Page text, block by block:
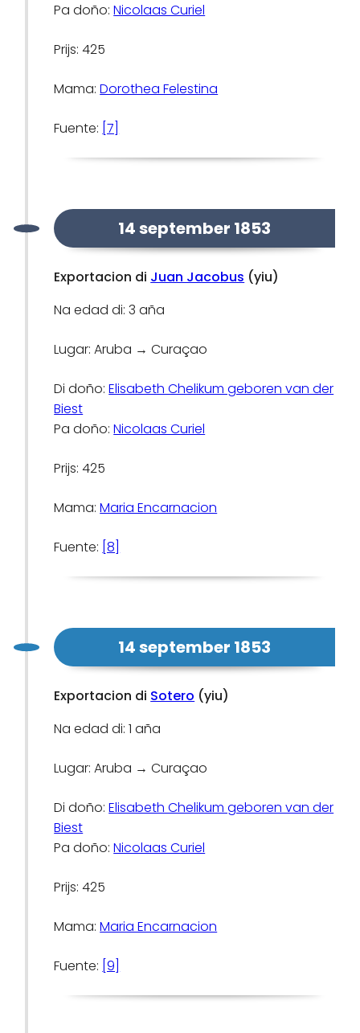
Pa doño:Nicolaas Curiel
Prijs: 425
Mama:Dorothea Felestina
Fuente: [7]
14 september 1853
Exportacion di Juan Jacobus (yiu)
Na edad di: 3 aña
Lugar: Aruba → Curaçao
Di doño:Elisabeth Chelikum geboren van der
Biest
Pa doño:Nicolaas Curiel
Prijs: 425
Mama:Maria Encarnacion
Fuente: [8]
14 september 1853
Exportacion di Sotero (yiu)
Na edad di: 1 aña
Lugar: Aruba → Curaçao
Di doño:Elisabeth Chelikum geboren van der
Biest
Pa doño:Nicolaas Curiel
Prijs: 425
Mama:Maria Encarnacion
Fuente: [9]